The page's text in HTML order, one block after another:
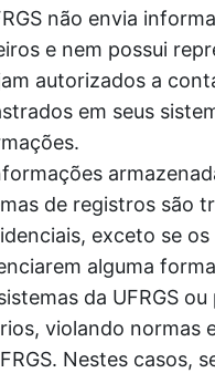
não envia
e nem possui
autorizados a
em seus
de registros são
exceto se
alguma
da UFRGS
violando normas
Nestes casos,